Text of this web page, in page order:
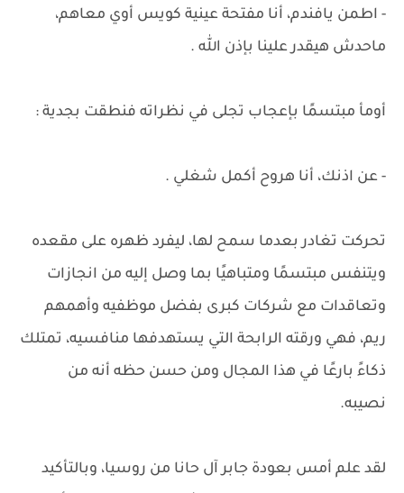
- اطمن يافندم، أنا مفتحة عينية كويس أوي معاهم،
ماحدش هيقدر علينا بإذن الله .
أومأ مبتسمًا بإعجاب تجلى في نظراته فنطقت بجدية :
- عن اذنك، أنا هروح أكمل شغلي .
تحركت تغادر بعدما سمح لها، ليفرد ظهره على مقعده
ويتنفس مبتسمًا ومتباهيًا بما وصل إليه من انجازات
وتعاقدات مع شركات كبرى بفضل موظفيه وأهمهم
ريم، فهي ورقته الرابحة التي يستهدفها منافسيه، تمتلك
ذكاءً بارعًا في هذا المجال ومن حسن حظه أنه من
نصيبه.
لقد علم أمس بعودة جابر آل حانا من روسيا، وبالتأكيد